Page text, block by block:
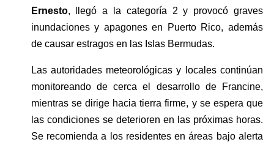
Ernesto, llegó a la categoría 2 y provocó graves
inundaciones y apagones en Puerto Rico, además
de causar estragos en las Islas Bermudas.
Las autoridades meteorológicas y locales continúan
monitoreando de cerca el desarrollo de Francine,
mientras se dirige hacia tierra firme, y se espera que
las condiciones se deterioren en las próximas horas.
Se recomienda a los residentes en áreas bajo alerta